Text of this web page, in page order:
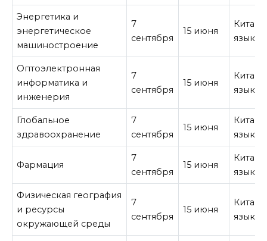
Энергетика и
энергетическое
машиностроение
7
сентября
15 июня
язык
Оптоэлектронная
информатика и
инженерия
7
сентября
15 июня
язык
Глобальное
здравоохранение
7
сентября
15 июня
язык
Фармация
7
сентября
15 июня
язык
Физическая география
и ресурсы
окружающей среды
7
сентября
15 июня
язык